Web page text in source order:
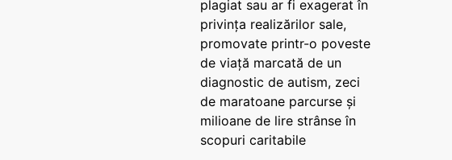
plagiat sau ar fi exagerat în
privința realizărilor sale,
promovate printr-o poveste
de viață marcată de un
diagnostic de autism, zeci
de maratoane parcurse și
milioane de lire strânse în
scopuri caritabile